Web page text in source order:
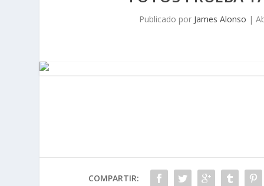
Publicado por James Alonso |
COMPARTIR: